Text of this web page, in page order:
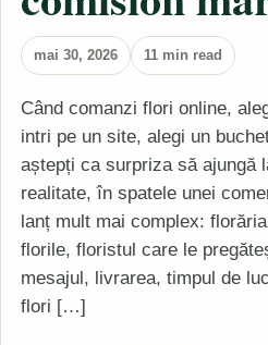
mai 30, 2026 11 min read
Când comanzi flori online,
intri pe un site, alegi un
aștepți ca surpriza să ajungă
realitate, în spatele unei
lanț mult mai complex:
florile, floristul care le
mesajul, livrarea, timpul de
flori […]